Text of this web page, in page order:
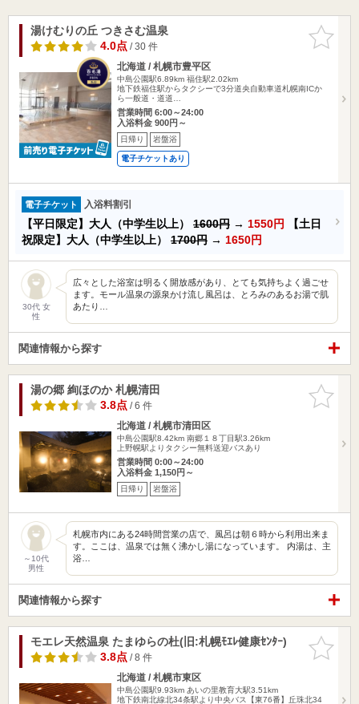
お気に入
りに追加
湯けむりの丘 つきさむ温泉
4.0点/ 30 件
北海道 / 札幌市豊平区
中島公園駅6.89km 福住駅2.02km
地下鉄福住駅からタクシーで3分道央自動車道札幌南ICか
ら一般道・道道…
営業時間 6:00～24:00
入浴料金 900円～
日帰り 岩盤浴
電子チケットあり
電子チケット 入浴料割引
【平日限定】大人（中学生以上） 1600円 → 1550円
【土日
祝限定】大人（中学生以上） 1700円 → 1650円
30代 女
性
広々とした浴室は明るく開放感があり、とても気持ちよく過ごせ
ます。モール温泉の源泉かけ流し風呂は、とろみのあるお湯で肌
あたり…
関連情報から探す
お気に入
りに追加
湯の郷 絢ほのか 札幌清田
3.8点/ 6 件
北海道 / 札幌市清田区
中島公園駅8.42km 南郷１８丁目駅3.26km
上野幌駅よりタクシー無料送迎バスあり
営業時間 0:00～24:00
入浴料金 1,150円～
日帰り 岩盤浴
～10代
男性
札幌市内にある24時間営業の店で、風呂は朝６時から利用出来ま
す。ここは、温泉では無く沸かし湯になっています。 内湯は、主
浴…
関連情報から探す
お気に入
りに追加
モエレ天然温泉 たまゆらの杜(旧:札幌ﾓｴﾚ健康ｾﾝﾀｰ)
3.8点/ 8 件
北海道 / 札幌市東区
中島公園駅9.93km あいの里教育大駅3.51km
地下鉄南北線北34条駅より中央バス【東76番】丘珠北34